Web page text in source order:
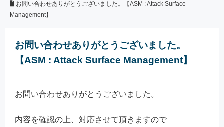
お問い合わせありがとうございました。【ASM : Attack Surface
Management】
お問い合わせありがとうございました。
【ASM : Attack Surface Management】
お問い合わせありがとうございました。
内容を確認の上、対応させて頂きますので